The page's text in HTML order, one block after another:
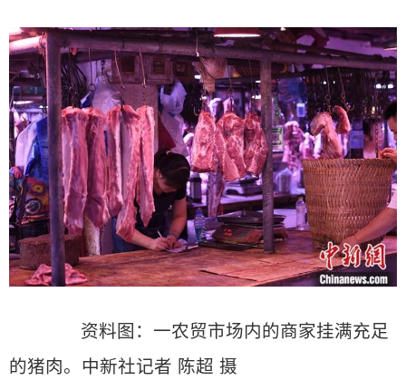
资料图：一农贸市场内的商家挂满充足
的猪肉。中新社记者 陈超 摄